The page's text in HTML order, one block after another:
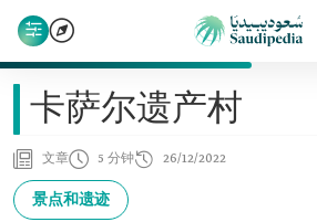
卡萨尔遗产村
文章 5 分钟 26/12/2022
景点和遗迹